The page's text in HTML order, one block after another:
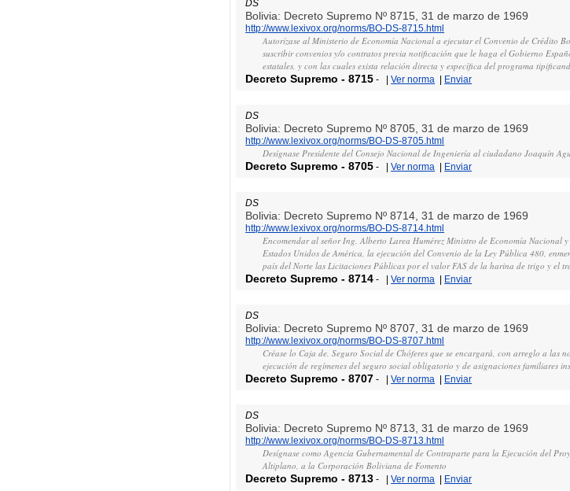
DS
Bolivia: Decreto Supremo Nº 8715, 31 de marzo de 1969
http://www.lexivox.org/norms/BO-DS-8715.html
Autorízase al Ministerio de Economía Nacional a ejecutar el Convenio de Crédito
suscribir convenios y/o contratos previa notificación que le haga el Gobierno
estatales, y con las cuales exista relación directa y específica del programa
Decreto Supremo -8715 - |Ver norma Enviar
DS
Bolivia: Decreto Supremo Nº 8705, 31 de marzo de 1969
http://www.lexivox.org/norms/BO-DS-8705.html
Desígnase Presidente del Consejo Nacional de Ingeniería al ciudadano Joaquín
Decreto Supremo -8705 - |Ver norma Enviar
DS
Bolivia: Decreto Supremo Nº 8714, 31 de marzo de 1969
http://www.lexivox.org/norms/BO-DS-8714.html
Encomendar al señor Ing. Alberto Larea Humérez Ministro de Economía
Estados Unidos de América, la ejecución del Convenio de la Ley Pública 480,
país del Norte las Licitaciones Públicas por el valor FAS de la harina de trigo y el
Decreto Supremo -8714 - |Ver norma Enviar
DS
Bolivia: Decreto Supremo Nº 8707, 31 de marzo de 1969
http://www.lexivox.org/norms/BO-DS-8707.html
Créase lo Caja de. Seguro Social de Chóferes que se encargará, con arreglo a las
ejecución de regímenes del seguro social obligatorio y de asignaciones familiares
Decreto Supremo -8707 - |Ver norma Enviar
DS
Bolivia: Decreto Supremo Nº 8713, 31 de marzo de 1969
http://www.lexivox.org/norms/BO-DS-8713.html
Desígnase como Agencia Gubernamental de Contraparte para la Ejecución del
Altiplano, a la Corporación Boliviana de Fomento
Decreto Supremo -8713 - |Ver norma Enviar